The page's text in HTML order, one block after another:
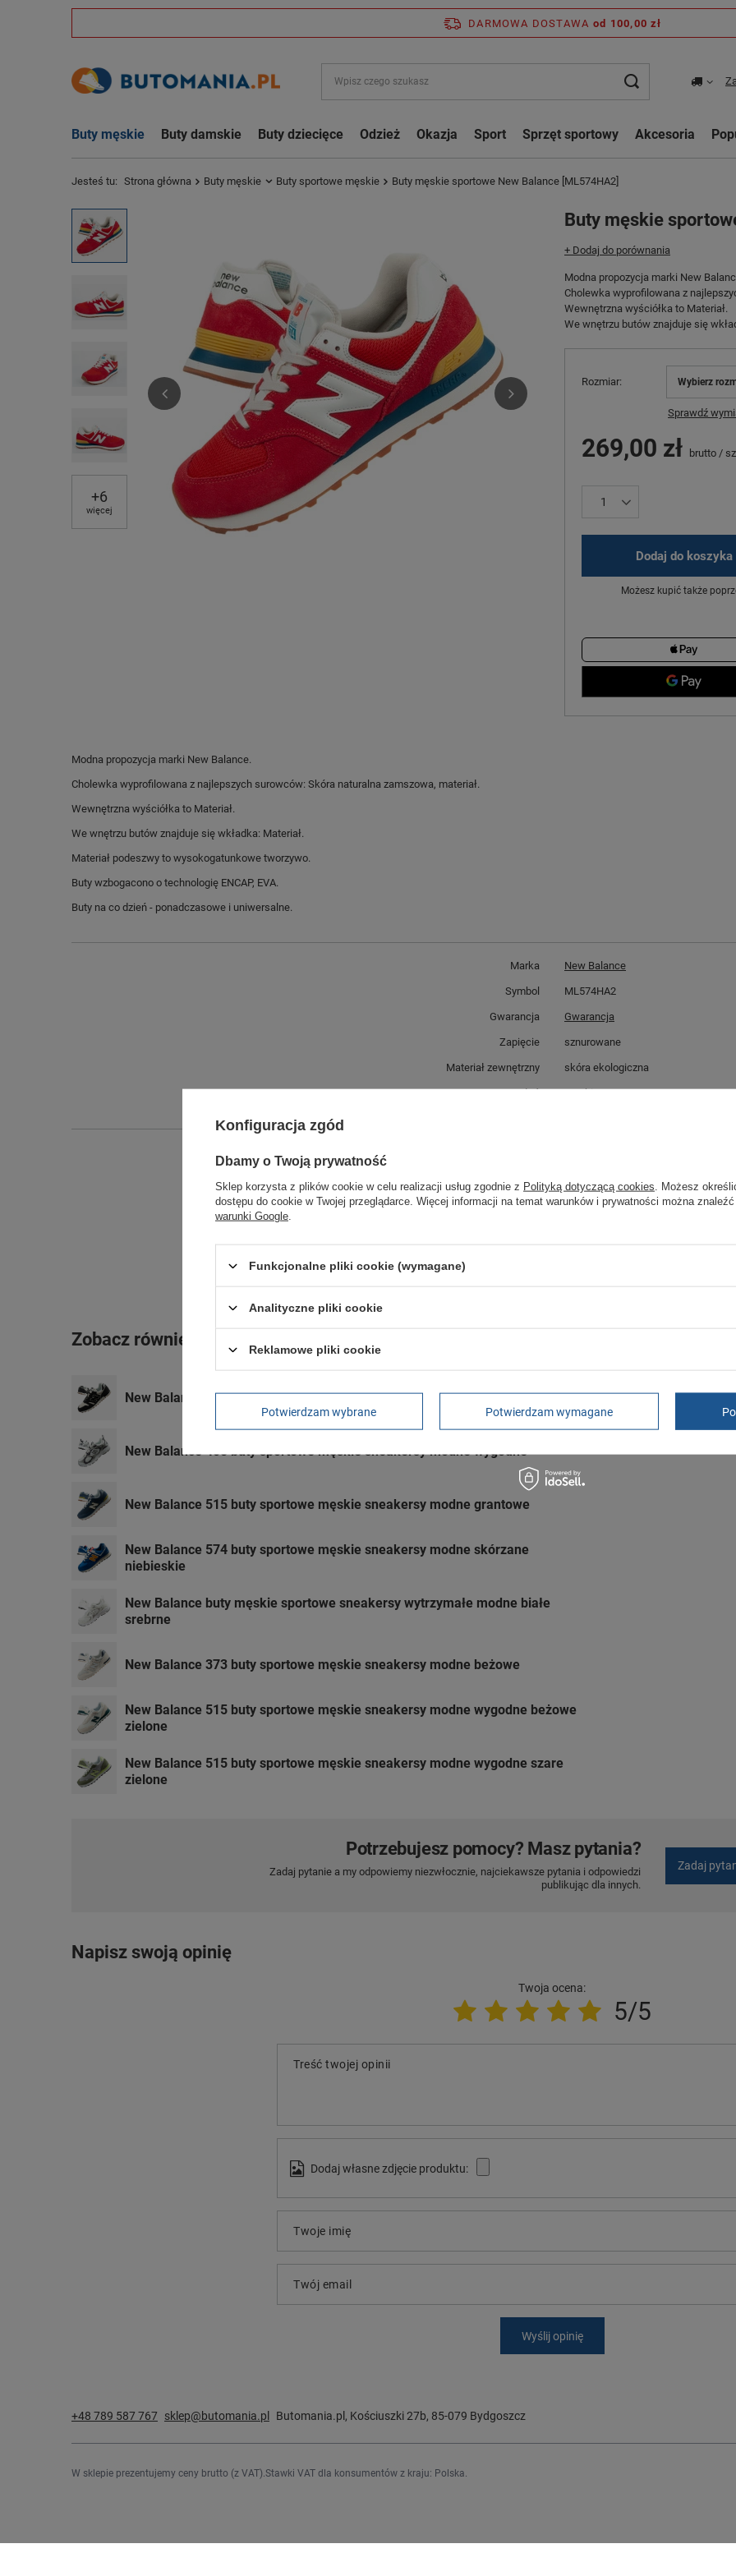
DARMOWA DOSTAWA od 100,00 zł
Buty męskie Buty damskie Buty dziecięce Odzież Okazja Sport Sprzęt sportowy Akcesoria
Jesteś tu: Strona główna Buty męskie Buty sportowe męskie Buty męskie sportowe New Balance [ML574HA2]
+6
więcej
Buty męskie
+ Dodaj do porównania
Modna propozycja marki New
Cholewka wyprofilowana z
Wewnętrzna wyściółka to Materiał.
We wnętrzu butów znajduje się
Rozmiar Wybierz
Sprawdź
269,00 zł brutto /
Dodaj do koszyka
Możesz kupić także
Modna propozycja marki New Balance.
Cholewka wyprofilowana z najlepszych surowców: Skóra naturalna zamszowa, materiał.
Wewnętrzna wyściółka to Materiał.
We wnętrzu butów znajduje się wkładka: Materiał.
Materiał podeszwy to wysokogatunkowe tworzywo.
Buty wzbogacono o technologię ENCAP, EVA.
Buty na co dzień - ponadczasowe i uniwersalne.
Marka New Balance
Symbol ML574HA2
Gwarancja Gwarancja
Zapięcie sznurowane
Materiał zewnętrzny skóra ekologiczna
Płeć męskie
Czas na reklamację z tytułu rękojmi
2 lata
Zobacz również
New Balance 373 buty sportowe męskie sneakersy modne czarne skórzane
New Balance 408 buty sportowe męskie sneakersy modne wygodne
New Balance 515 buty sportowe męskie sneakersy modne grantowe
New Balance 574 buty sportowe męskie sneakersy modne skórzane
niebieskie
New Balance buty męskie sportowe sneakersy wytrzymałe modne białe
srebrne
New Balance 373 buty sportowe męskie sneakersy modne beżowe
New Balance 515 buty sportowe męskie sneakersy modne wygodne beżowe
zielone
New Balance 515 buty sportowe męskie sneakersy modne wygodne szare
zielone
Potrzebujesz pomocy? Masz pytania?
Zadaj pytanie a my odpowiemy niezwłocznie, najciekawsze pytania i odpowiedzi
publikując dla innych.
Zadaj
Napisz swoją opinię
Twoja ocena:
5/5
Treść twojej opinii
Dodaj własne zdjęcie produktu:
Twoje imię
Twój email
Wyślij opinię
+48 789 587 767 sklep@butomania.pl Butomania.pl , Kościuszki 27b, 85-079 Bydgoszcz
W sklepie prezentujemy ceny brutto (z VAT). Stawki VAT dla konsumentów z kraju: Polska
Konfiguracja zgód
Dbamy o Twoją prywatność
Sklep korzysta z plików cookie w celu realizacji usług zgodnie z Polityką dotyczącą cookies . Możesz
dostępu do cookie w Twojej przeglądarce. Więcej informacji na temat warunków i prywatności można
warunki Google
Funkcjonalne pliki cookie (wymagane)
Analityczne pliki cookie
Reklamowe pliki cookie
Potwierdzam wybrane Potwierdzam wymagane